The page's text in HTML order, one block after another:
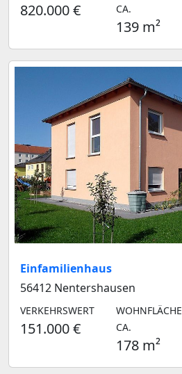
820.000 €
CA.
139 m²
Einfamilienhaus
56412 Nentershausen
VERKEHRSWERT
151.000 €
WOHNFLÄCHE
CA.
178 m²